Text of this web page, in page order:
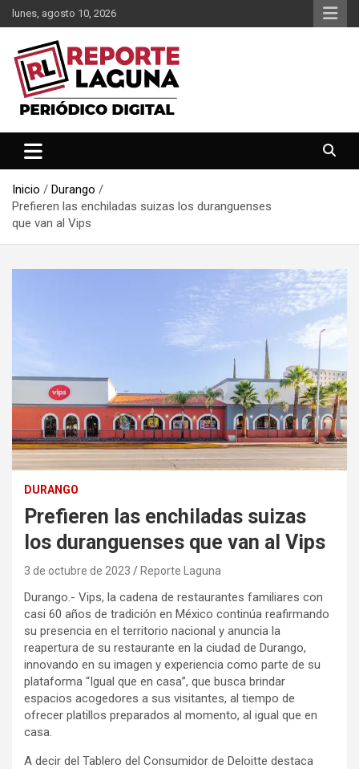
Saltar
al
contenido
lunes, agosto 10, 2026
Reporte Laguna
Inicio
Durango
Prefieren las enchiladas suizas los duranguenses
que van al Vips
DURANGO
Prefieren las enchiladas suizas
los duranguenses que van al Vips
3 de octubre de 2023 Reporte Laguna
Durango.- Vips, la cadena de restaurantes familiares con
casi 60 años de tradición en México continúa reafirmando
su presencia en el territorio nacional y anuncia la
reapertura de su restaurante en la ciudad de Durango,
innovando en su imagen y experiencia como parte de su
plataforma “Igual que en casa”, que busca brindar
espacios acogedores a sus visitantes, al tiempo de
ofrecer platillos preparados al momento, al igual que en
casa.
A decir del Tablero del Consumidor de Deloitte destaca